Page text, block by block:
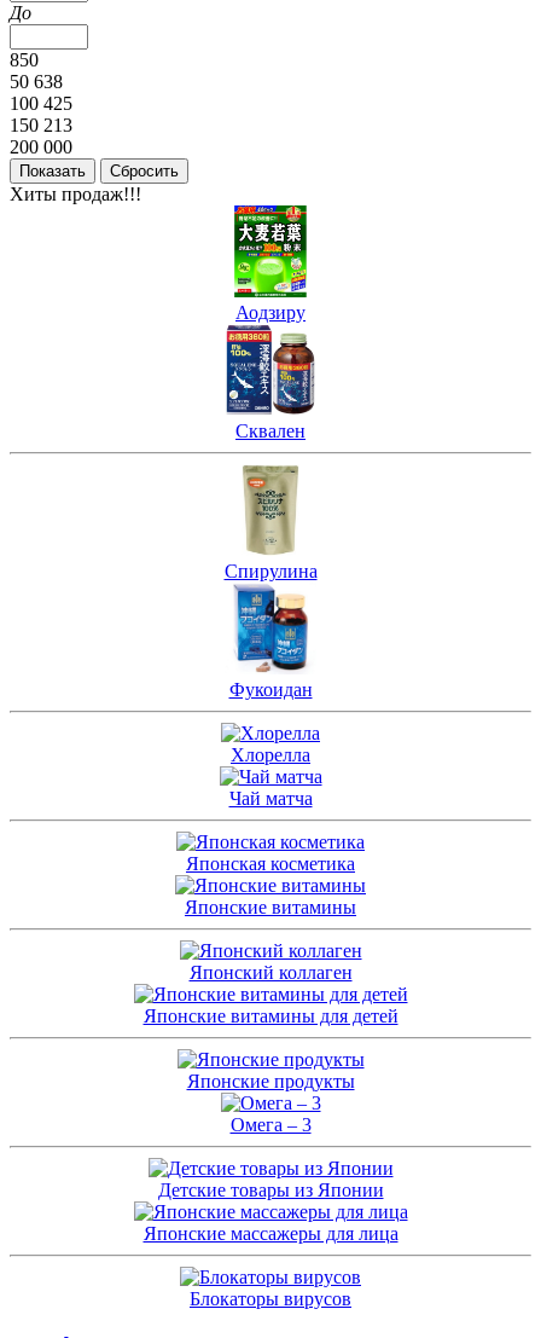
До
850
50 638
100 425
150 213
200 000
Хиты продаж!!!
Аодзиру
Сквален
Спирулина
Фукоидан
Хлорелла
Чай матча
Японская косметика
Японские витамины
Японский коллаген
Японские витамины для детей
Японские продукты
Омега – 3
Детские товары из Японии
Японские массажеры для лица
Блокаторы вирусов